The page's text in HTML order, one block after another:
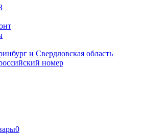
и Свердловская область
номер
0